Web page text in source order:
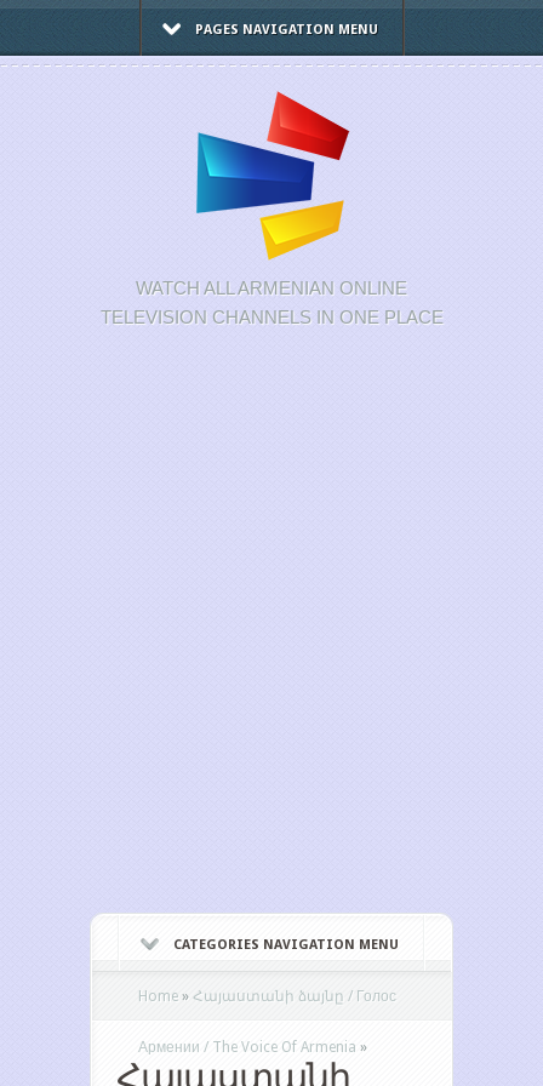
PAGES NAVIGATION MENU
WATCH ALL ARMENIAN ONLINE
TELEVISION CHANNELS IN ONE PLACE
CATEGORIES NAVIGATION MENU
Home » Հայաստանի ձայնը / Голос
Армении / The Voice Of Armenia »
Հայաստանի